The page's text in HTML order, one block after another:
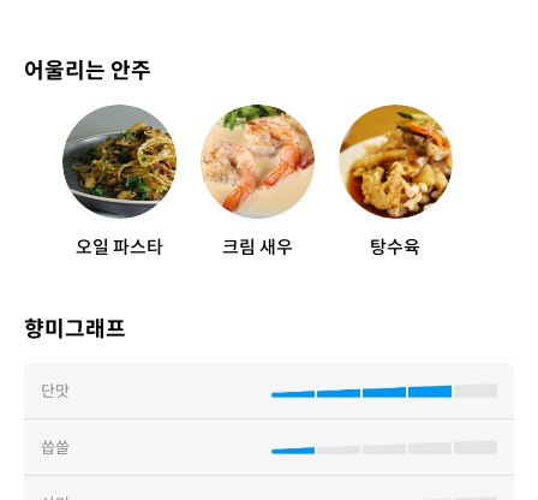
어울리는 안주
오일 파스타 크림 새우 탕수육
향미그래프
단맛
씁쓸